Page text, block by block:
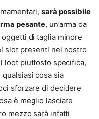
sarà possibile
pesante, un’arma da
di taglia minore
slot presenti nel nostro
loot piuttosto specifica,
cosa sia
sforzare di decidere
è meglio lasciare
mezzo sarà infatti